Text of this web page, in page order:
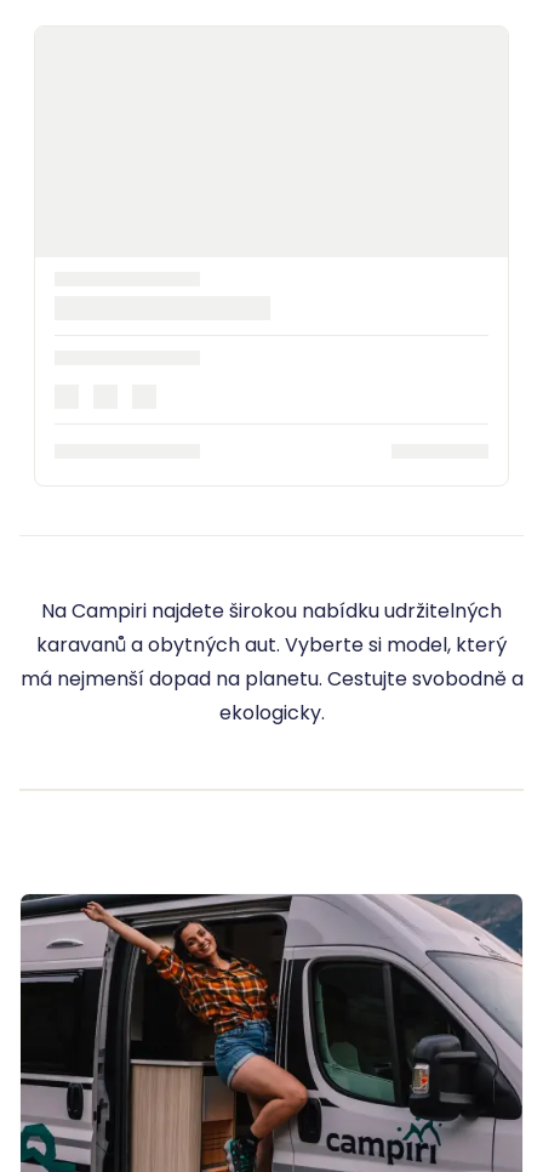
Na Campiri najdete širokou nabídku udržitelných
karavanů a obytných aut. Vyberte si model, který
má nejmenší dopad na planetu. Cestujte svobodně a
ekologicky.